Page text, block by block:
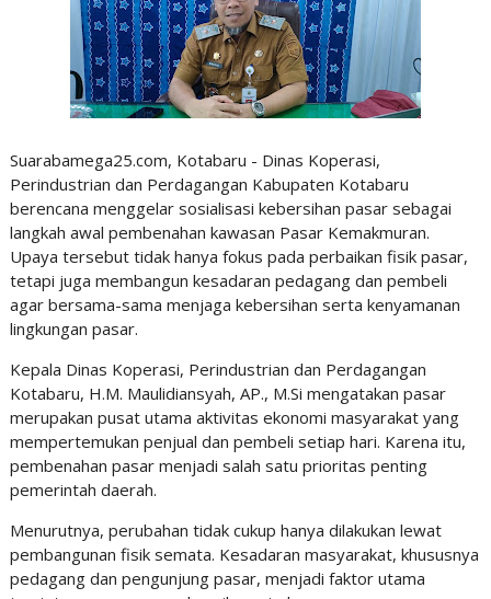
Suarabamega25.com, Kotabaru - Dinas Koperasi,
Perindustrian dan Perdagangan Kabupaten Kotabaru
berencana menggelar sosialisasi kebersihan pasar sebagai
langkah awal pembenahan kawasan Pasar Kemakmuran.
Upaya tersebut tidak hanya fokus pada perbaikan fisik pasar,
tetapi juga membangun kesadaran pedagang dan pembeli
agar bersama-sama menjaga kebersihan serta kenyamanan
lingkungan pasar.
Kepala Dinas Koperasi, Perindustrian dan Perdagangan
Kotabaru, H.M. Maulidiansyah, AP., M.Si mengatakan pasar
merupakan pusat utama aktivitas ekonomi masyarakat yang
mempertemukan penjual dan pembeli setiap hari. Karena itu,
pembenahan pasar menjadi salah satu prioritas penting
pemerintah daerah.
Menurutnya, perubahan tidak cukup hanya dilakukan lewat
pembangunan fisik semata. Kesadaran masyarakat, khususnya
pedagang dan pengunjung pasar, menjadi faktor utama